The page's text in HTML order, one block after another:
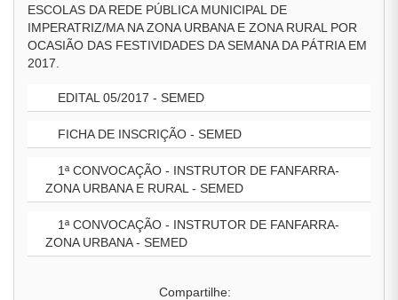
ESCOLAS DA REDE PÚBLICA MUNICIPAL DE
IMPERATRIZ/MA NA ZONA URBANA E ZONA RURAL POR
OCASIÃO DAS FESTIVIDADES DA SEMANA DA PÁTRIA EM
2017.
EDITAL 05/2017 - SEMED
FICHA DE INSCRIÇÃO - SEMED
1ª CONVOCAÇÃO - INSTRUTOR DE FANFARRA-
ZONA URBANA E RURAL - SEMED
1ª CONVOCAÇÃO - INSTRUTOR DE FANFARRA-
ZONA URBANA - SEMED
Compartilhe: